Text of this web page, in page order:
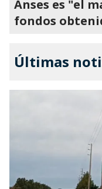
Anses es "el
fondos
Últimas